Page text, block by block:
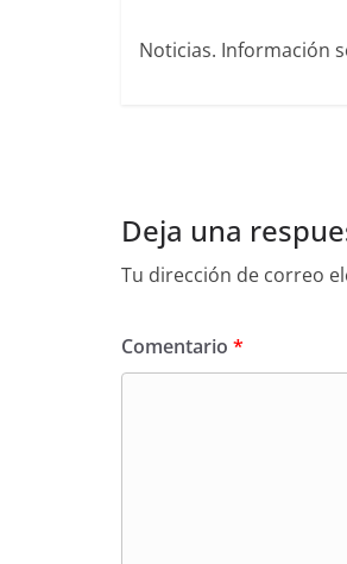
Noticias. Información
Deja una
Tu dirección de correo
Comentario *